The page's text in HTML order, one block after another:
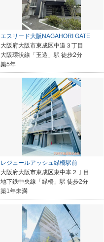
エスリード大阪NAGAHORI GATE
大阪府大阪市東成区中道３丁目
大阪環状線「玉造」駅 徒歩2分
築5年
レジュールアッシュ緑橋駅前
大阪府大阪市東成区東中本２丁目
地下鉄中央線「緑橋」駅 徒歩2分
築1年未満